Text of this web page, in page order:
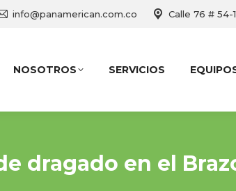
info@panamerican.com.co Calle 76 # 54-
NOSOTROS SERVICIOS
dragado en el